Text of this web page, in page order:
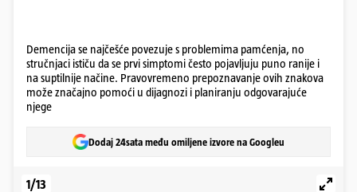
Demencija se najčešće povezuje s problemima pamćenja, no
stručnjaci ističu da se prvi simptomi često pojavljuju puno ranije i
na suptilnije načine. Pravovremeno prepoznavanje ovih znakova
može značajno pomoći u dijagnozi i planiranju odgovarajuće
njege
Dodaj 24sata među omiljene izvore na Googleu
1/13